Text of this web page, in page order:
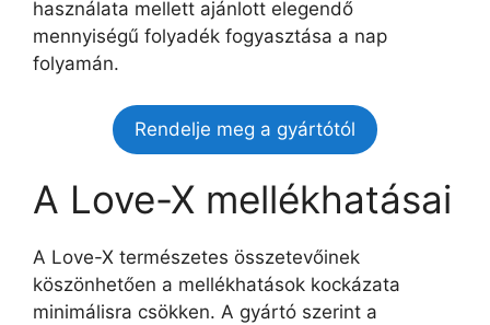
használata mellett ajánlott elegendő
mennyiségű folyadék fogyasztása a nap
folyamán.
Rendelje meg a gyártótól
A Love-X mellékhatásai
A Love-X természetes összetevőinek
köszönhetően a mellékhatások kockázata
minimálisra csökken. A gyártó szerint a